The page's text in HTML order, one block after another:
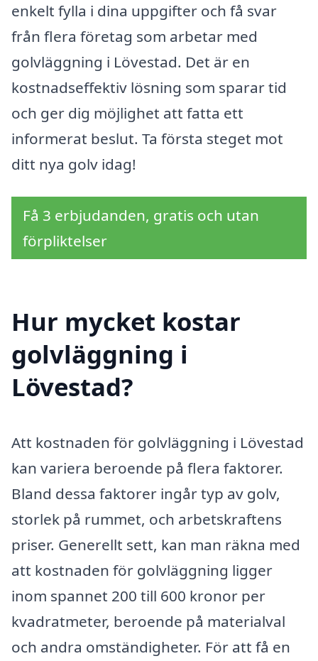
enkelt fylla i dina uppgifter och få svar
från flera företag som arbetar med
golvläggning i Lövestad. Det är en
kostnadseffektiv lösning som sparar tid
och ger dig möjlighet att fatta ett
informerat beslut. Ta första steget mot
ditt nya golv idag!
Få 3 erbjudanden, gratis och utan
förpliktelser
Hur mycket kostar
golvläggning i
Lövestad?
Att kostnaden för golvläggning i Lövestad
kan variera beroende på flera faktorer.
Bland dessa faktorer ingår typ av golv,
storlek på rummet, och arbetskraftens
priser. Generellt sett, kan man räkna med
att kostnaden för golvläggning ligger
inom spannet 200 till 600 kronor per
kvadratmeter, beroende på materialval
och andra omständigheter. För att få en